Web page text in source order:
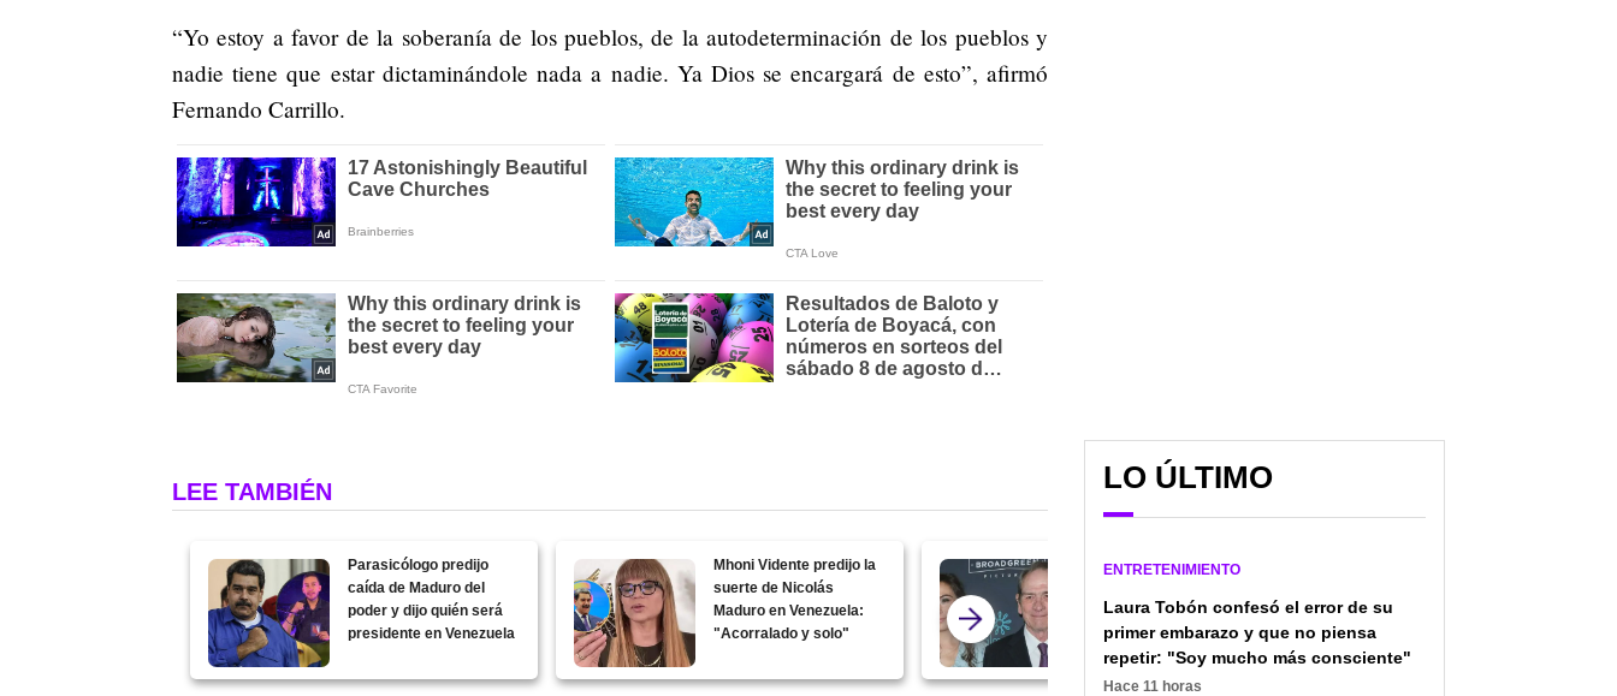
“Yo estoy a favor de la soberanía de los pueblos, de la autodeterminación de los pueblos y
nadie tiene que estar dictaminándole nada a nadie. Ya Dios se encargará de esto”, afirmó
Fernando Carrillo.
LEE TAMBIÉN
Parasicólogo predijo
caída de Maduro del
poder y dijo quién será
presidente en Venezuela
Mhoni Vidente predijo la
suerte de Nicolás
Maduro en Venezuela:
"Acorralado y solo"
Encuentran muerta a la
en Año Nuevo: estaba
sola, en una habitación
de hotel
LO ÚLTIMO
ENTRETENIMIENTO
Laura Tobón confesó el error de su
primer embarazo y que no piensa
repetir: "Soy mucho más consciente"
Hace 11 horas